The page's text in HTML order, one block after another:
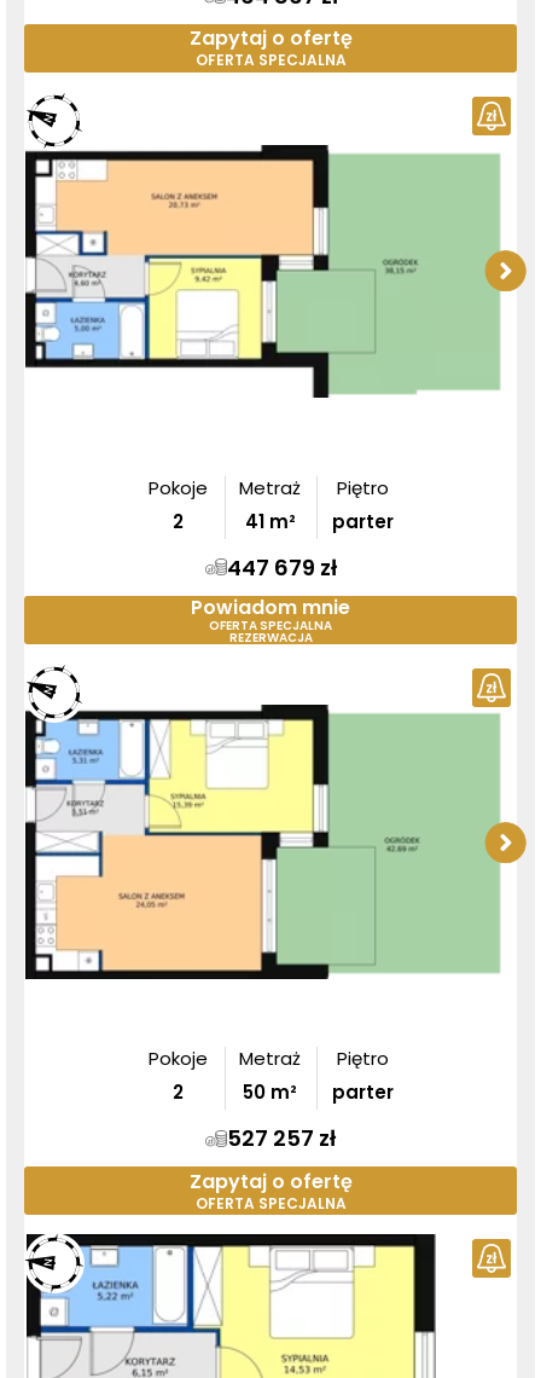
Zapytaj o ofertę
OFERTA SPECJALNA
Pokoje
2
Metraż
41m²
Piętro
parter
447 679 zł
Powiadom mnie
OFERTA SPECJALNA
REZERWACJA
Pokoje
2
Metraż
50 m²
Piętro
parter
527 257 zł
Zapytaj o ofertę
OFERTA SPECJALNA